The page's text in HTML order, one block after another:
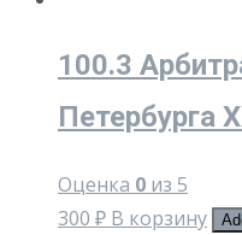
100.3
Петербурга
Оценка 0 из 5
300 ₽ В корзину